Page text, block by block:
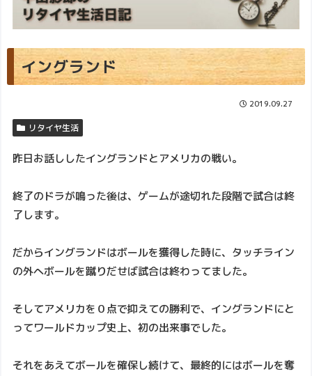
イングランド
2019.09.27
リタイヤ生活
昨日お話ししたイングランドとアメリカの戦い。
終了のドラが鳴った後は、ゲームが途切れた段階で試合は終
了します。
だからイングランドはボールを獲得した時に、タッチライン
の外へボールを蹴りだせば試合は終わってました。
そしてアメリカを０点で抑えての勝利で、イングランドにと
ってワールドカップ史上、初の出来事でした。
それをあえてボールを確保し続けて、最終的にはボールを奪